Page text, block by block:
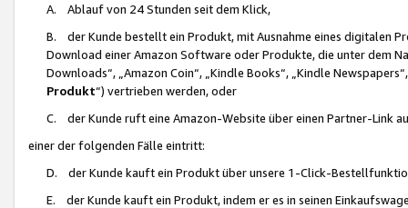
A. Ablauf von 24 Stunden seit dem Klick,
B. der Kunde bestellt ein Produkt, mit Ausnahme eines digitalen
Download einer Amazon Software oder Produkte, die unter dem
Downloads“, „Amazon Coin“, „Kindle Books“, „Kindle
Produkt“) vertrieben werden, oder
C. der Kunde ruft eine Amazon-Website über einen Partner-Link
einer der folgenden Fälle eintritt:
D. der Kunde kauft ein Produkt über unsere 1-Click-
E. der Kunde kauft ein Produkt, indem er es in seinen